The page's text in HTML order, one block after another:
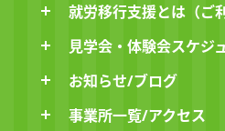
就労移行支援とは（ご
見学会・体験会スケジ
お知らせ/ブログ
事業所一覧/アクセス